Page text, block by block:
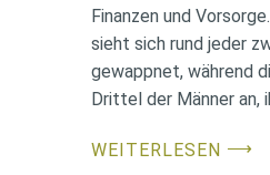
Finanzen und
sieht sich rund jeder
gewappnet, während
Drittel der Männer an,
WEITERLESEN ⟶